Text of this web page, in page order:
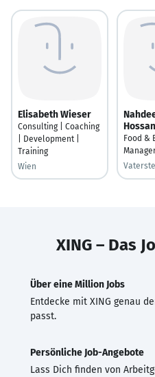
Elisabeth Wieser
Consulting | Coaching
| Development |
Training
Wien
Food &
XING – Das
Über eine Million Jobs
Entdecke mit XING genau
passt.
Persönliche Job-Angebote
Lass Dich finden von